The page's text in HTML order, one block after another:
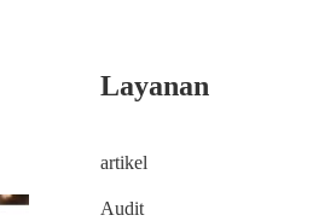
Layanan
artikel
Audit